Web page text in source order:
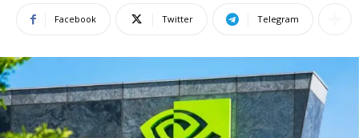
Facebook Twitter Telegram